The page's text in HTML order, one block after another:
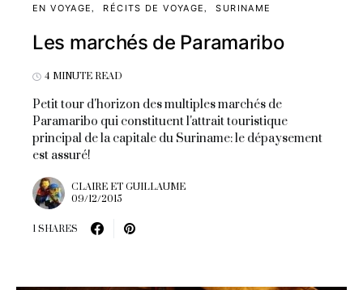
EN VOYAGE RÉCITS DE VOYAGE SURINAME
Les marchés de Paramaribo
4 MINUTE READ
Petit tour d'horizon des multiples marchés de
Paramaribo qui constituent l'attrait touristique
principal de la capitale du Suriname: le dépaysement
est assuré!
CLAIRE ET GUILLAUME
09/12/2015
1 SHARES